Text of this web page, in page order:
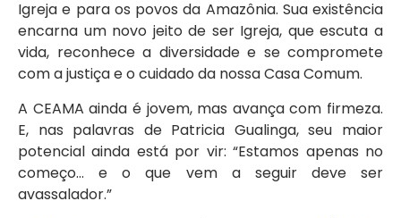
Igreja e para os povos da Amazônia. Sua existência
encarna um novo jeito de ser Igreja, que escuta a
vida, reconhece a diversidade e se compromete
com a justiça e o cuidado da nossa Casa Comum.
A CEAMA ainda é jovem, mas avança com firmeza.
E, nas palavras de Patricia Gualinga, seu maior
potencial ainda está por vir: “Estamos apenas no
começo… e o que vem a seguir deve ser
avassalador.”